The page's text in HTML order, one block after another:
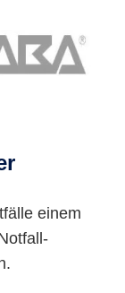
einem